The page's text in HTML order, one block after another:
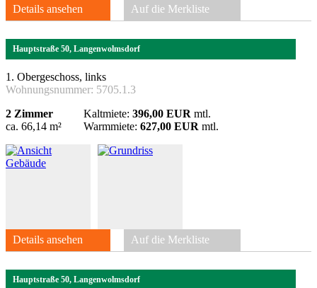
Details ansehen Auf die Merkliste
Hauptstraße 50, Langenwolmsdorf
1. Obergeschoss, links
Wohnungsnummer: 5705.1.3
2 Zimmer
ca. 66,14 m²
Kaltmiete: 396,00 EUR mtl.
Warmmiete: 627,00 EUR mtl.
Details ansehen Auf die Merkliste
Hauptstraße 50, Langenwolmsdorf